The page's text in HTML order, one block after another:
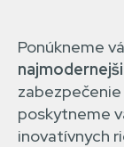
Ponúkneme
zabezpečenie
poskytneme
inovatívnych